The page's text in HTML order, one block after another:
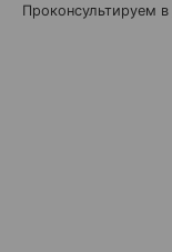
Проконсультируем в